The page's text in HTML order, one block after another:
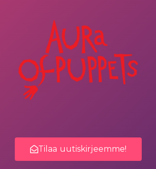
Tilaa uutiskirjeemme!